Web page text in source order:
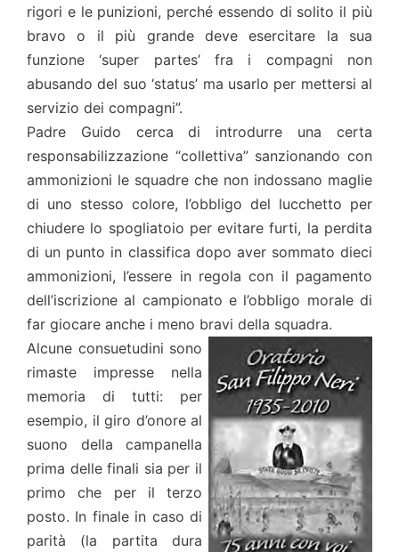
rigori e le punizioni, perché essendo di solito il più
bravo o il più grande deve esercitare la sua
funzione ‘super partes’ fra i compagni non
abusando del suo ‘status’ ma usarlo per mettersi al
servizio dei compagni”.
Padre Guido cerca di introdurre una certa
responsabilizzazione “collettiva” sanzionando con
ammonizioni le squadre che non indossano maglie
di uno stesso colore, l’obbligo del lucchetto per
chiudere lo spogliatoio per evitare furti, la perdita
di un punto in classifica dopo aver sommato dieci
ammonizioni, l’essere in regola con il pagamento
dell’iscrizione al campionato e l’obbligo morale di
far giocare anche i meno bravi della squadra.
Alcune consuetudini sono
rimaste impresse nella
memoria di tutti: per
esempio, il giro d’onore al
suono della campanella
prima delle finali sia per il
primo che per il terzo
posto. In finale in caso di
parità (la partita dura